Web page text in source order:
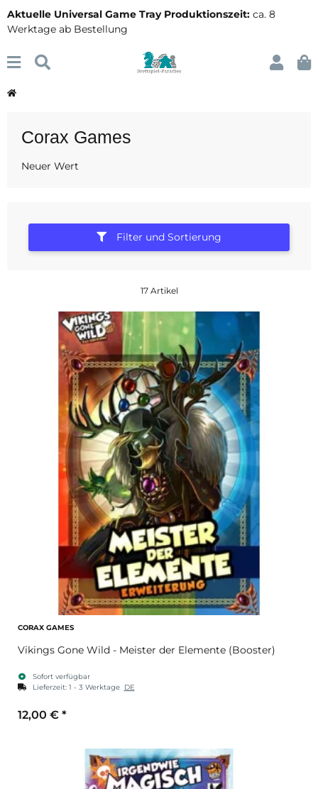
Aktuelle Universal Game Tray Produktionszeit: ca. 8
Werktage ab Bestellung
Corax Games
Neuer Wert
Filter und Sortierung
17 Artikel
CORAX GAMES
Vikings Gone Wild - Meister der Elemente (Booster)
Sofort verfügbar
Lieferzeit: 1 - 3 Werktage DE
12,00 € *